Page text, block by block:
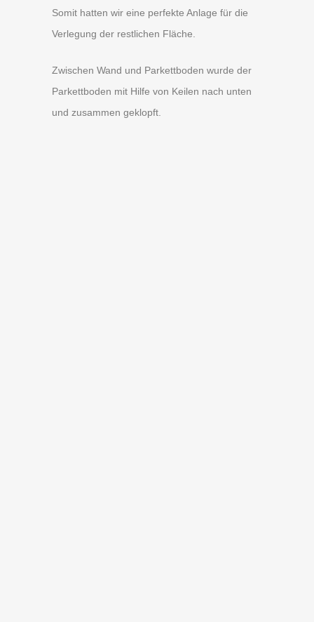
Somit hatten wir eine perfekte Anlage für die
Verlegung der restlichen Fläche.
Zwischen Wand und Parkettboden wurde der
Parkettboden mit Hilfe von Keilen nach unten
und zusammen geklopft.